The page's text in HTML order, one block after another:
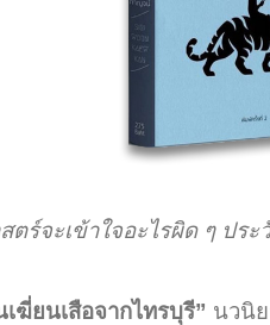
เข้าใจอะไรผิด ๆ ประวั
ฆี่ยนเสือจากไทรบุรี” นวนิ